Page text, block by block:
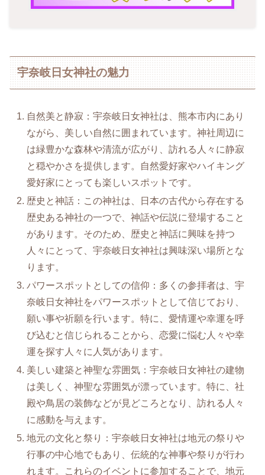
宇奈岐日女神社の魅力
自然美と静寂：宇奈岐日女神社は、熊本市内にあり
ながら、美しい自然に囲まれています。神社周辺に
は緑豊かな森林や清流が広がり、訪れる人々に静寂
と穏やかさを提供します。自然愛好家やハイキング
愛好家にとっても楽しいスポットです。
歴史と神話：この神社は、日本の古代から存在する
歴史ある神社の一つで、神話や伝説に登場すること
があります。そのため、歴史と神話に興味を持つ
人々にとって、宇奈岐日女神社は興味深い場所とな
ります。
パワースポットとしての信仰：多くの参拝者は、宇
奈岐日女神社をパワースポットとして信じており、
願い事や祈願を行います。特に、愛情運や幸運を呼
び込むと信じられることから、恋愛に悩む人々や幸
運を探す人々に人気があります。
美しい建築と神聖な雰囲気：宇奈岐日女神社の建物
は美しく、神聖な雰囲気が漂っています。特に、社
殿や鳥居の装飾などが見どころとなり、訪れる人々
に感動を与えます。
地元の文化と祭り：宇奈岐日女神社は地元の祭りや
行事の中心地でもあり、伝統的な神事や祭りが行わ
れます。これらのイベントに参加することで、地元